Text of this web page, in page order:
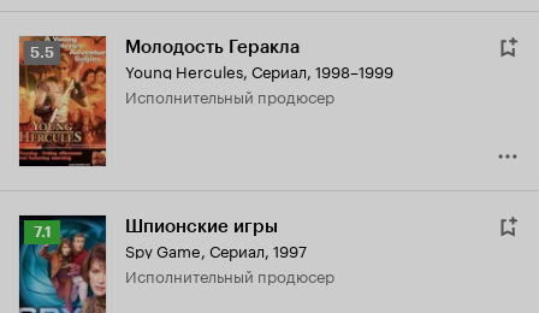
Рейтинг
Кинопоиска
5.5
5.5 Молодость Геракла
Young Hercules, Сериал, 1998–1999
исполнительный продюсер
Рейтинг
Кинопоиска
7.1
7.1 Шпионские игры
Spy Game, Сериал, 1997
исполнительный продюсер